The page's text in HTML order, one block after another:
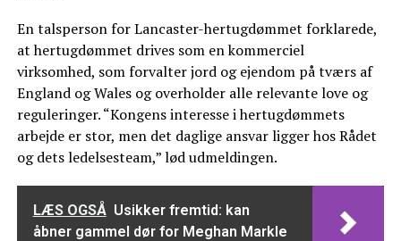
En talsperson for Lancaster-hertugdømmet forklarede,
at hertugdømmet drives som en kommerciel
virksomhed, som forvalter jord og ejendom på tværs af
England og Wales og overholder alle relevante love og
reguleringer. “Kongens interesse i hertugdømmets
arbejde er stor, men det daglige ansvar ligger hos Rådet
og dets ledelsesteam,” lød udmeldingen.
LÆS OGSÅ Usikker fremtid: kan
åbner gammel dør for Meghan Markle